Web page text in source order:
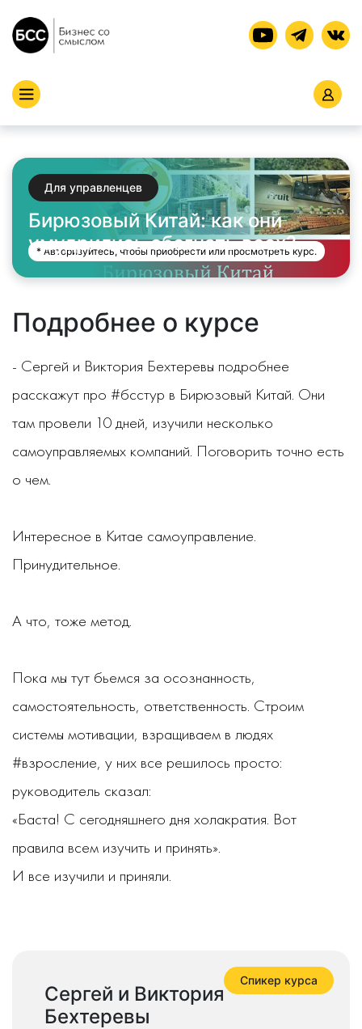
Для управленцев
Бирюзовый Китай: как они
умудрились обогнать всех?
* Авторизуйтесь, чтобы приобрести или просмотреть курс.
Подробнее о курсе
- Сергей и Виктория Бехтеревы подробнее
расскажут про #бсстур в Бирюзовый Китай. Они
там провели 10 дней, изучили несколько
самоуправляемых компаний. Поговорить точно есть
о чем.
Интересное в Китае самоуправление.
Принудительное.
А что, тоже метод.
Пока мы тут бьемся за осознанность,
самостоятельность, ответственность. Строим
системы мотивации, взращиваем в людях
#взросление, у них все решилось просто:
руководитель сказал:
«Баста! С сегодняшнего дня холакратия. Вот
правила всем изучить и принять».
И все изучили и приняли.
Сергей и Виктория
Бехтеревы
Спикер курса